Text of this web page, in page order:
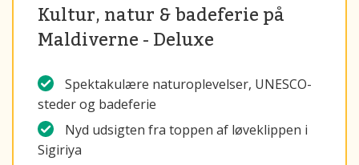
Kultur, natur & badeferie på
Maldiverne - Deluxe
Spektakulære naturoplevelser, UNESCO-
steder og badeferie
Nyd udsigten fra toppen af løveklippen i
Sigiriya